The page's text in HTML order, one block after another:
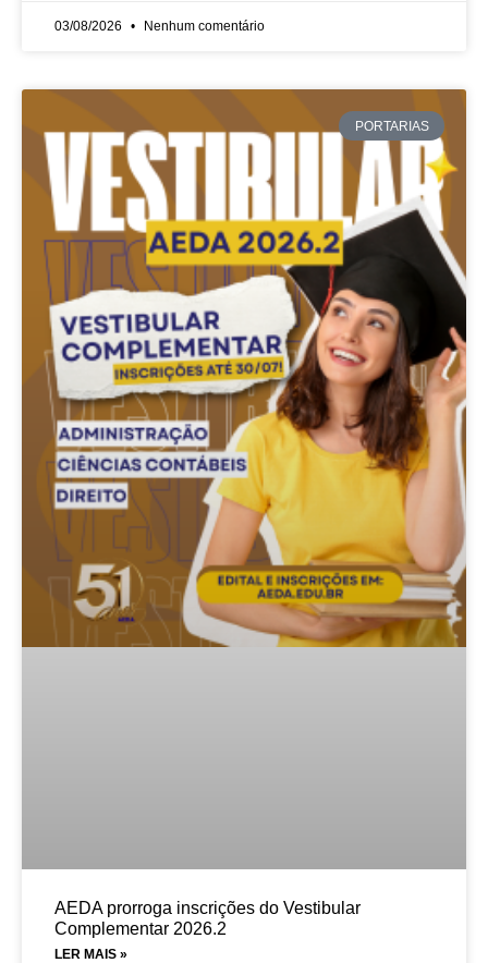
03/08/2026 Nenhum comentário
PORTARIAS
AEDA prorroga inscrições do Vestibular
Complementar 2026.2
LER MAIS »